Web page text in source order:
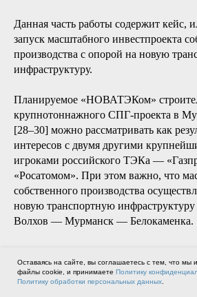
развитии арктического туризма.
Строительство нового
крупнотоннажного СПГ-
Мурманской области —
масштабного запуска
производства с опорой
транспортную
Данная часть работы содержит кейс,
инфраструктуру.
Оставаясь на сайте, вы соглашаетесь с тем, что мы
файлы cookie, и принимаете Политику
Политику обработки персональных данных